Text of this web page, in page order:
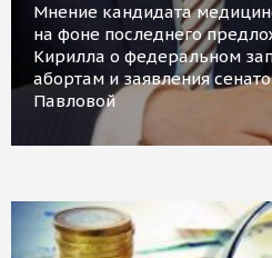
Мнение кандидата
на фоне последнего
Кирилла о федеральном
абортам и заявления
Павловой